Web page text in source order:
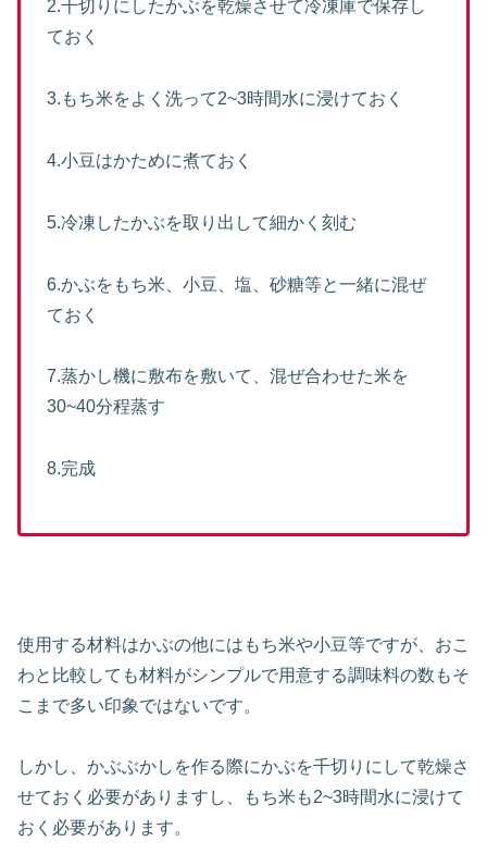
2.千切りにしたかぶを乾燥させて冷凍庫で保存し
ておく
3.もち米をよく洗って2~3時間水に浸けておく
4.小豆はかために煮ておく
5.冷凍したかぶを取り出して細かく刻む
6.かぶをもち米、小豆、塩、砂糖等と一緒に混ぜ
ておく
7.蒸かし機に敷布を敷いて、混ぜ合わせた米を
30~40分程蒸す
8.完成
使用する材料はかぶの他にはもち米や小豆等ですが、おこ
わと比較しても材料がシンプルで用意する調味料の数もそ
こまで多い印象ではないです。
しかし、かぶぶかしを作る際にかぶを千切りにして乾燥さ
せておく必要がありますし、もち米も2~3時間水に浸けて
おく必要があります。